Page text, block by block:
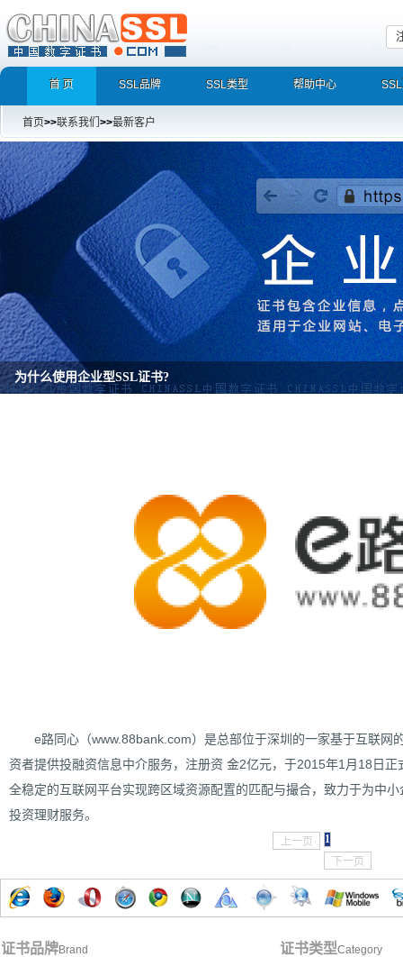
首 页 SSL品牌 SSL类型 帮助中心
首页>>联系我们 >>最新客户
为什么使用企业型SSL证书?
e路同心（www.88bank.com）是总部位于深圳的一家基于互联网
资者提供投融资信息中介服务，注册资 金2亿元，于2015年1月18日
全稳定的互联网平台实现跨区域资源配置的匹配与撮合，致力于为中
投资理财服务。
上一页
1
下一页
证书品牌Brand
证书类型Category